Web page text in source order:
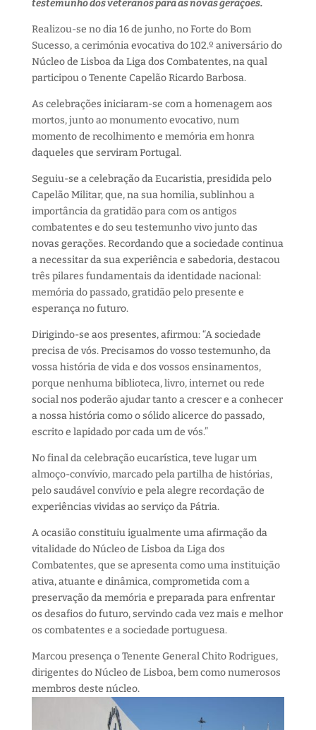
testemunho dos veteranos para as novas gerações.
Realizou-se no dia 16 de junho, no Forte do Bom
Sucesso, a cerimónia evocativa do 102.º aniversário do
Núcleo de Lisboa da Liga dos Combatentes, na qual
participou o Tenente Capelão Ricardo Barbosa.
As celebrações iniciaram-se com a homenagem aos
mortos, junto ao monumento evocativo, num
momento de recolhimento e memória em honra
daqueles que serviram Portugal.
Seguiu-se a celebração da Eucaristia, presidida pelo
Capelão Militar, que, na sua homilia, sublinhou a
importância da gratidão para com os antigos
combatentes e do seu testemunho vivo junto das
novas gerações. Recordando que a sociedade continua
a necessitar da sua experiência e sabedoria, destacou
três pilares fundamentais da identidade nacional:
memória do passado, gratidão pelo presente e
esperança no futuro.
Dirigindo-se aos presentes, afirmou: “A sociedade
precisa de vós. Precisamos do vosso testemunho, da
vossa história de vida e dos vossos ensinamentos,
porque nenhuma biblioteca, livro, internet ou rede
social nos poderão ajudar tanto a crescer e a conhecer
a nossa história como o sólido alicerce do passado,
escrito e lapidado por cada um de vós.”
No final da celebração eucarística, teve lugar um
almoço-convívio, marcado pela partilha de histórias,
pelo saudável convívio e pela alegre recordação de
experiências vividas ao serviço da Pátria.
A ocasião constituiu igualmente uma afirmação da
vitalidade do Núcleo de Lisboa da Liga dos
Combatentes, que se apresenta como uma instituição
ativa, atuante e dinâmica, comprometida com a
preservação da memória e preparada para enfrentar
os desafios do futuro, servindo cada vez mais e melhor
os combatentes e a sociedade portuguesa.
Marcou presença o Tenente General Chito Rodrigues,
dirigentes do Núcleo de Lisboa, bem como numerosos
membros deste núcleo.